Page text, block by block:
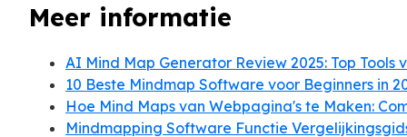
Meer informatie
AI Mind Map Generator Review 2025: Top Tools
10 Beste Mindmap Software voor Beginners in
Hoe Mind Maps van Webpagina's te Maken:
Mindmapping Software Functie